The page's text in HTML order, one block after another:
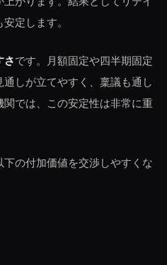
定します。
さです。月額固定や四半期固定
しが立てやすく、稟議も通し
では、この安定性は非常に重
の付加価値を交渉しやすくな